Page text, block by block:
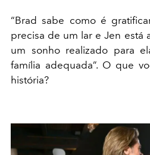
“Brad sabe como é
precisa de um lar e Jen está
um sonho realizado para
família adequada”. O que
história?